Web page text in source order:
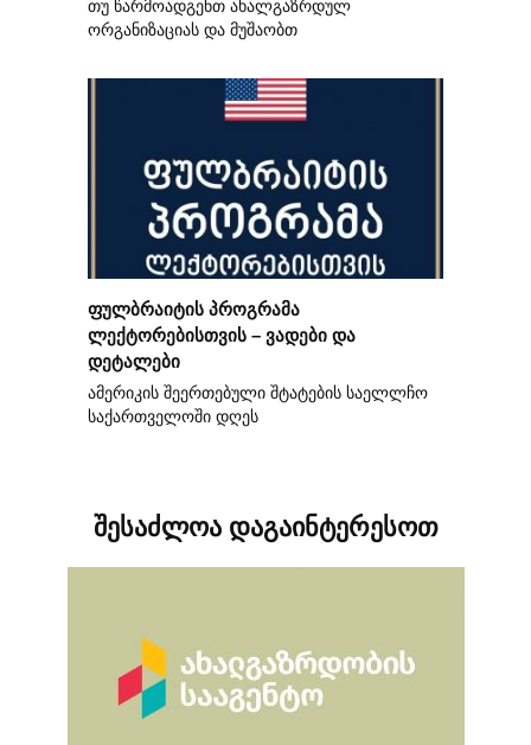
თუ წარმოადგენთ ახალგაზრდულ
ორგანიზაციას და მუშაობთ
ფულბრაიტის პროგრამა
ლექტორებისთვის – ვადები და
დეტალები
ამერიკის შეერთებული შტატების საელლჩო
საქართველოში დღეს
შესაძლოა დაგაინტერესოთ